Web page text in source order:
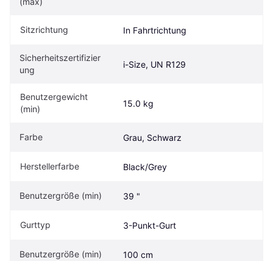
Sitzrichtung In Fahrtrichtung
Sicherheitszertifizier
ung
i-Size, UN R129
Benutzergewicht
(min)
15.0 kg
Farbe Grau, Schwarz
Herstellerfarbe Black/Grey
Benutzergröße (min) 39 "
Gurttyp 3-Punkt-Gurt
Benutzergröße (min) 100 cm